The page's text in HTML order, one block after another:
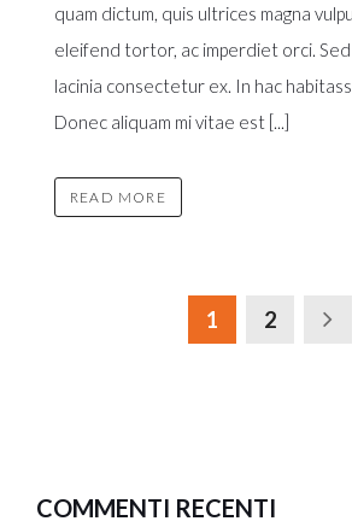
quam dictum, quis ultrices magna
eleifend tortor, ac imperdiet orci. Sed
lacinia consectetur ex. In hac
Donec aliquam mi vitae est [...]
READ MORE
1 2
COMMENTI RECENTI